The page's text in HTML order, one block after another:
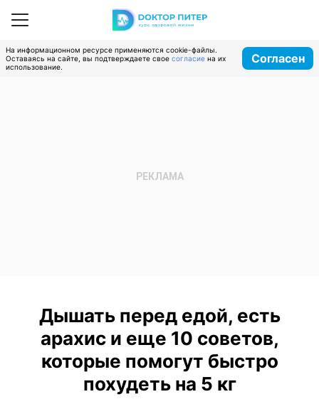
На информационном ресурсе применяются cookie-файлы.
Оставаясь на сайте, вы подтверждаете свое согласие на их
использование.
Согласен
Дышать перед едой, есть
арахис и еще 10 советов,
которые помогут быстро
похудеть на 5 кг